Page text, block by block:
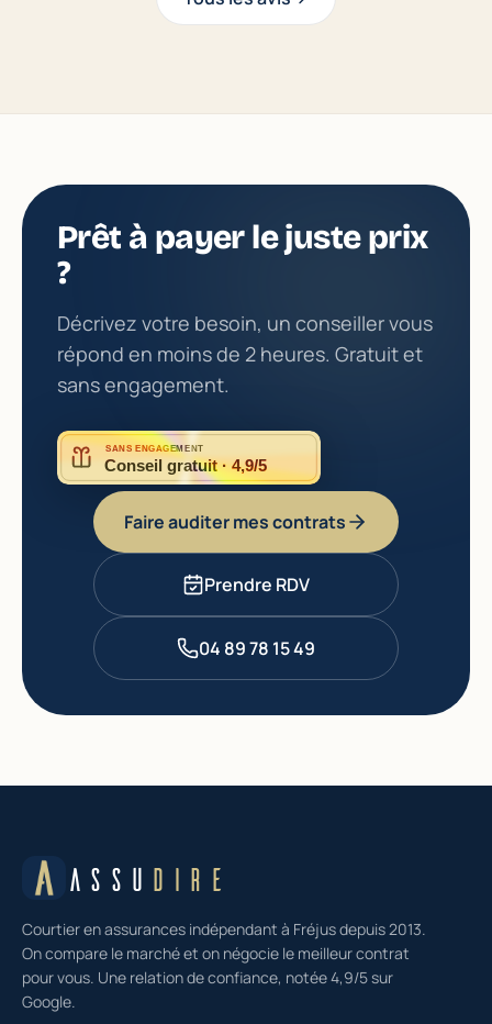
Prêt à payer le juste prix
?
Décrivez votre besoin, un conseiller vous
répond en moins de 2 heures. Gratuit et
sans engagement.
SANS ENGAGEMENT
Conseil gratuit · 4,9/5
Faire auditer mes contrats
Prendre RDV
04 89 78 15 49
ASSU DIRE
Courtier en assurances indépendant à Fréjus depuis 2013.
On compare le marché et on négocie le meilleur contrat
pour vous. Une relation de confiance, notée 4,9/5 sur
Google.